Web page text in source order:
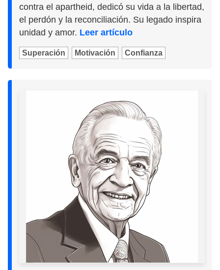
contra el apartheid, dedicó su vida a la libertad,
el perdón y la reconciliación. Su legado inspira
unidad y amor. Leer artículo
Superación Motivación Confianza